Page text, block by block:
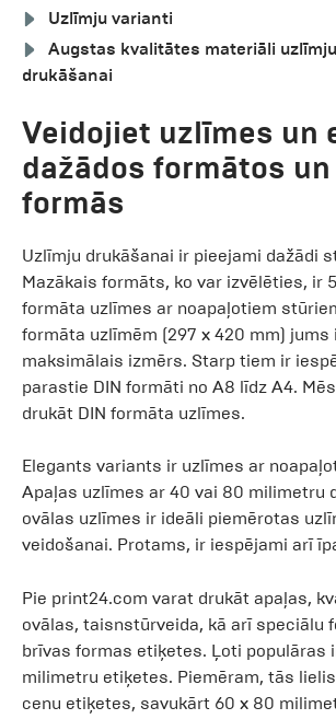
Uzlīmju varianti
Augstas kvalitātes materiāli
drukāšanai
Veidojiet uzlīmes un
dažādos formātos
formās
Uzlīmju drukāšanai ir pieejami dažādi
Mazākais formāts, ko var izvēlēties, ir
formāta uzlīmes ar noapaļotiem
formāta uzlīmēm (297 x 420 mm) jums
maksimālais izmērs. Starp tiem ir
parastie DIN formāti no A8 līdz A4.
drukāt DIN formāta uzlīmes.
Elegants variants ir uzlīmes ar
Apaļas uzlīmes ar 40 vai 80 milimetru
ovālas uzlīmes ir ideāli piemērotas
veidošanai. Protams, ir iespējami arī
Pie print24.com varat drukāt apaļas,
ovālas, taisnstūrveida, kā arī speciālu
brīvas formas etiķetes. Ļoti populāras
milimetru etiķetes. Piemēram, tās
cenu etiķetes, savukārt 60 x 80